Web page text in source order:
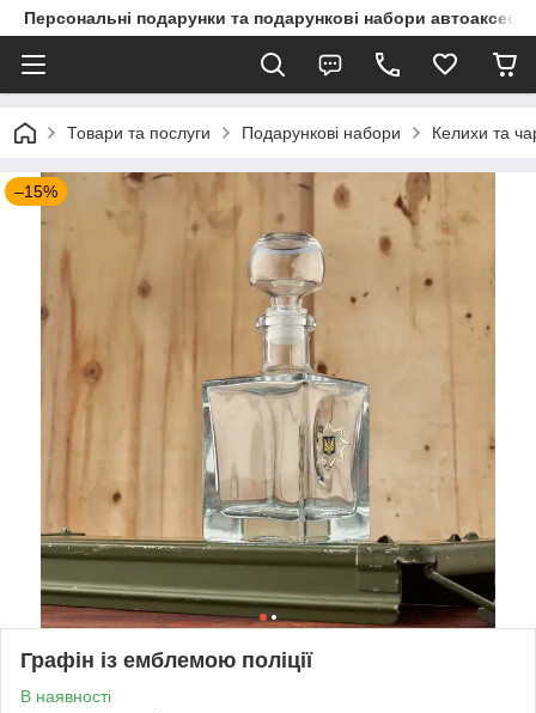
Персональні подарунки та подарункові набори
Товари та послуги Подарункові набори Келихи та
–15%
Графін із емблемою поліції
В наявності